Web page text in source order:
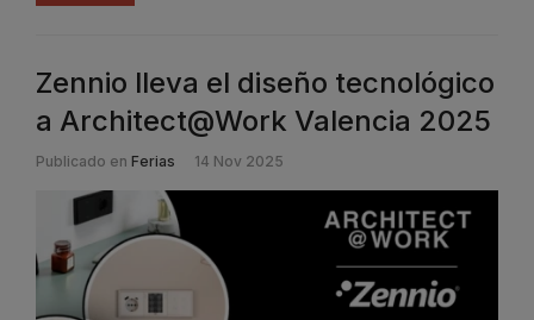
Zennio lleva el diseño tecnológico
a Architect@Work Valencia 2025
Publicado en Ferias 14 Nov 2025